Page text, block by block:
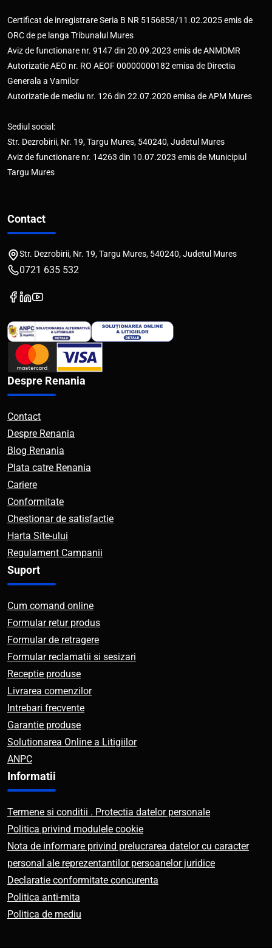
Certificat de inregistrare Seria B NR 5156858/11.02.2025 emis de
ORC de pe langa Tribunalul Mures
Aviz de functionare nr. 9147 din 20.09.2023 emis de ANMDMR
Autorizatie AEO nr. RO AEOF 00000000182 emisa de Directia
Generala a Vamilor
Autorizatie de mediu nr. 126 din 22.07.2020 emisa de APM Mures
Sediul social:
Str. Dezrobirii, Nr. 19, Targu Mures, 540240, Judetul Mures
Aviz de functionare nr. 14263 din 10.07.2023 emis de Municipiul
Targu Mures
Contact
Str. Dezrobirii, Nr. 19, Targu Mures, 540240, Judetul Mures
0721 635 532
Despre Renania
Contact
Despre Renania
Blog Renania
Plata catre Renania
Cariere
Conformitate
Chestionar de satisfactie
Harta Site-ului
Regulament Campanii
Suport
Cum comand online
Formular retur produs
Formular de retragere
Formular reclamatii si sesizari
Receptie produse
Livrarea comenzilor
Intrebari frecvente
Garantie produse
Solutionarea Online a Litigiilor
ANPC
Informatii
Termene si conditii . Protectia datelor personale
Politica privind modulele cookie
Nota de informare privind prelucrarea datelor cu caracter
personal ale reprezentantilor persoanelor juridice
Declaratie conformitate concurenta
Politica anti-mita
Politica de mediu